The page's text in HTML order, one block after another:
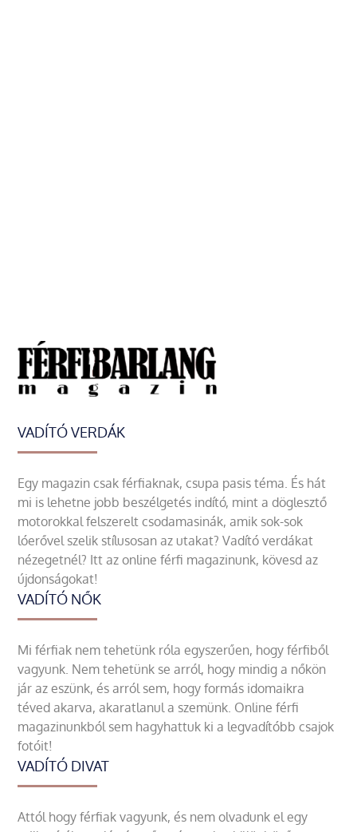
VADÍTÓ VERDÁK
Egy magazin csak férfiaknak, csupa pasis téma. És hát
mi is lehetne jobb beszélgetés indító, mint a döglesztő
motorokkal felszerelt csodamasinák, amik sok-sok
lóerővel szelik stílusosan az utakat? Vadító verdákat
nézegetnél? Itt az online férfi magazinunk, kövesd az
újdonságokat!
VADÍTÓ NŐK
Mi férfiak nem tehetünk róla egyszerűen, hogy férfiből
vagyunk. Nem tehetünk se arról, hogy mindig a nőkön
jár az eszünk, és arról sem, hogy formás idomaikra
téved akarva, akaratlanul a szemünk. Online férfi
magazinunkból sem hagyhattuk ki a legvadítóbb csajok
fotóit!
VADÍTÓ DIVAT
Attól hogy férfiak vagyunk, és nem olvadunk el egy